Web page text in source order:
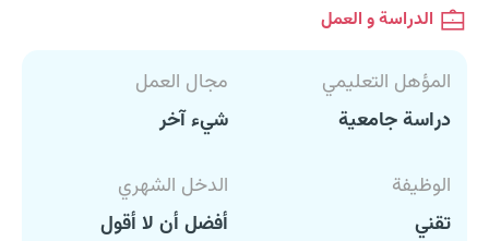
الدراسة و العمل
المؤهل التعليمي
دراسة جامعية
مجال العمل
شيء آخر
الوظيفة
تقني
الدخل الشهري
أفضل أن لا أقول